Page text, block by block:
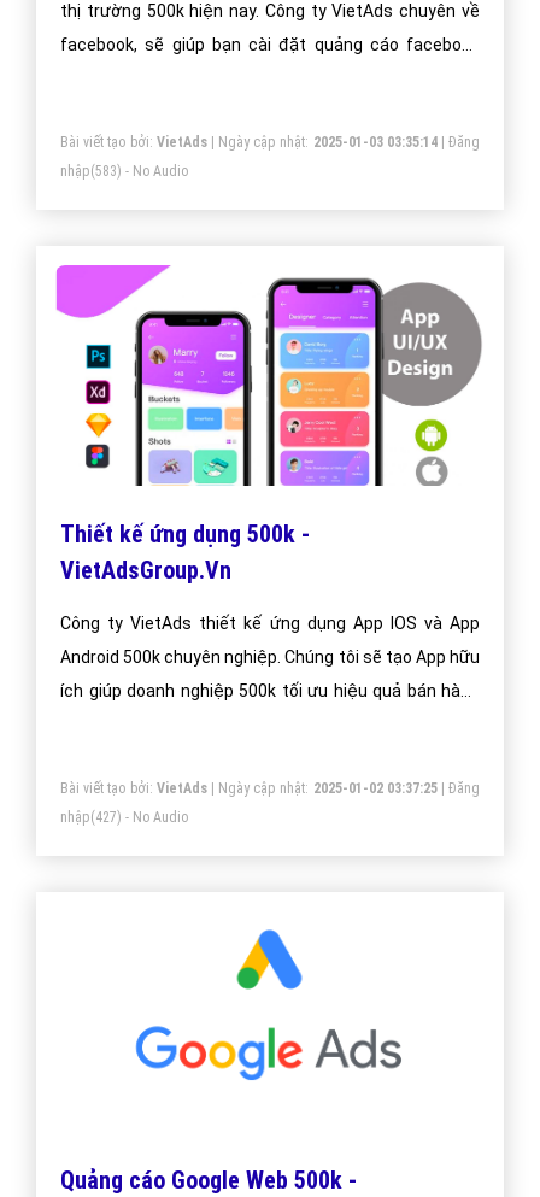
thị trường 500k hiện nay. Công ty VietAds chuyên về
facebook, sẽ giúp bạn cài đặt quảng cáo facebook
Bài viết tạo bởi: VietAds| Ngày cập nhật: 2025-01-03 03:35:14|Đăng
nhập(583) - No Audio
Thiết kế ứng dụng 500k -
VietAdsGroup.Vn
Công ty VietAds thiết kế ứng dụng App IOS và App
Android 500k chuyên nghiệp. Chúng tôi sẽ tạo App hữu
ích giúp doanh nghiệp 500k tối ưu hiệu quả bán hàng
Bài viết tạo bởi: VietAds| Ngày cập nhật: 2025-01-02 03:37:25|Đăng
nhập(427) - No Audio
Quảng cáo Google Web 500k -